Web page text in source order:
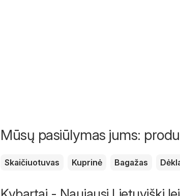
Mūsų pasiūlymas jums:
Skaičiuotuvas Kuprinė Bagažas